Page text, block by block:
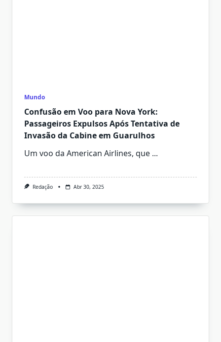
Mundo
Confusão em Voo para Nova York:
Passageiros Expulsos Após Tentativa de
Invasão da Cabine em Guarulhos
Um voo da American Airlines, que ...
Redação Abr 30, 2025